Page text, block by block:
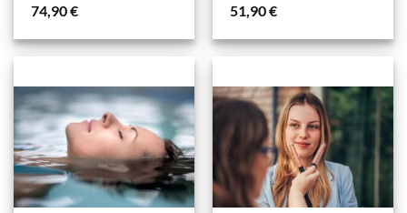
74,90€
51,90€